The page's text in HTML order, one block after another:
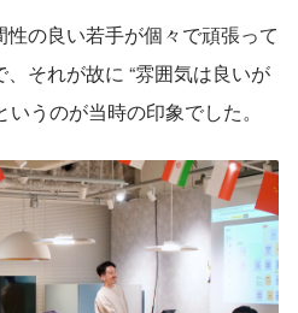
の良い若手が個々で頑張って
それが故に “雰囲気は良いが
うのが当時の印象でした。